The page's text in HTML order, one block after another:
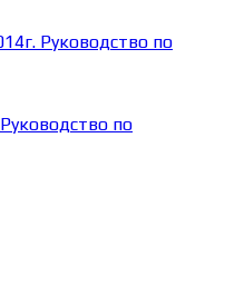
по